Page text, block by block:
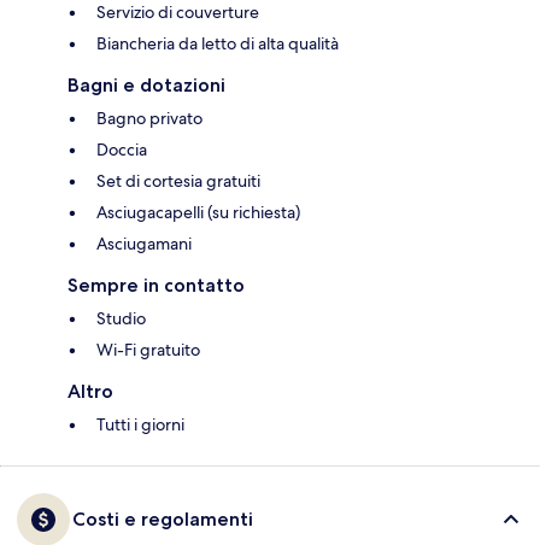
Servizio di couverture
Biancheria da letto di alta qualità
Bagni e dotazioni
Bagno privato
Doccia
Set di cortesia gratuiti
Asciugacapelli (su richiesta)
Asciugamani
Sempre in contatto
Studio
Wi-Fi gratuito
Altro
Tutti i giorni
Costi e regolamenti